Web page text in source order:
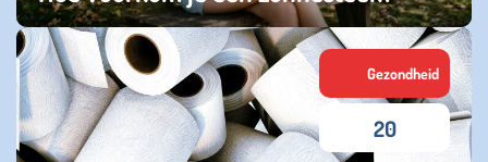
zondag 12 juli 2026
Gezondheid
20